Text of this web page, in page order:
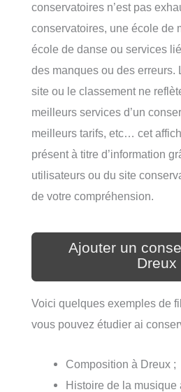
conservatoires n’est pas
conservatoires, une école de
école de danse ou services
des manques ou des erreurs.
site ou le classement ne
meilleurs services d’un
meilleurs tarifs, etc… cet
présent à titre d’information
utilisateurs ou du site
de votre compréhension.
Ajouter un
Dreux
Voici quelques exemples de
vous pouvez étudier ai
Composition à Dreux ;
Histoire de la musique